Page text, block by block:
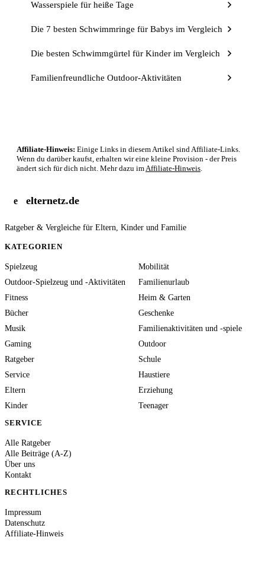
Wasserspiele für heiße Tage
Die 7 besten Schwimmringe für Babys im Vergleich
Die besten Schwimmgürtel für Kinder im Vergleich
Familienfreundliche Outdoor-Aktivitäten
Affiliate-Hinweis: Einige Links in diesem Artikel sind Affiliate-Links.
Wenn du darüber kaufst, erhalten wir eine kleine Provision - der Preis
ändert sich für dich nicht. Mehr dazu im Affiliate-Hinweis
e elternetz.de
Ratgeber & Vergleiche für Eltern, Kinder und Familie
KATEGORIEN
Spielzeug
Mobilität
Outdoor-Spielzeug und -Aktivitäten
Familienurlaub
Fitness
Heim & Garten
Bücher
Geschenke
Musik
Familienaktivitäten und -spiele
Gaming
Outdoor
Ratgeber
Schule
Service
Haustiere
Eltern
Erziehung
Kinder
Teenager
SERVICE
Alle Ratgeber
Alle Beiträge (A-Z)
Über uns
Kontakt
RECHTLICHES
Impressum
Datenschutz
Affiliate-Hinweis